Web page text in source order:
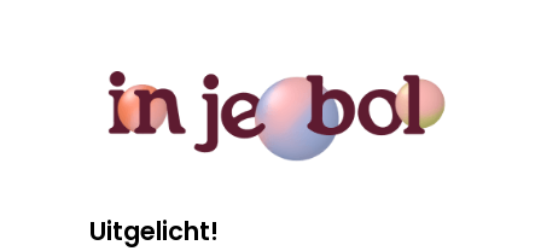
Uitgelicht!